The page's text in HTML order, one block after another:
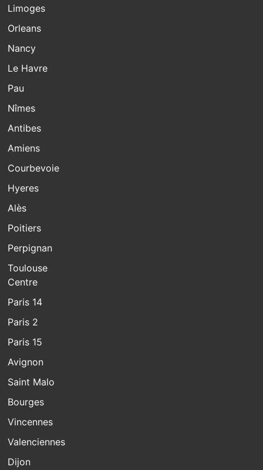
Limoges
Orleans
Nancy
Le Havre
Pau
Nîmes
Antibes
Amiens
Courbevoie
Hyeres
Alès
Poitiers
Perpignan
Toulouse
Centre
Paris 14
Paris 2
Paris 15
Avignon
Saint Malo
Bourges
Vincennes
Valenciennes
Dijon